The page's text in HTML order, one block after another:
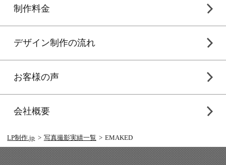
制作料金
デザイン制作の流れ
お客様の声
会社概要
LP制作.jp 写真撮影実績一覧 EMAKED